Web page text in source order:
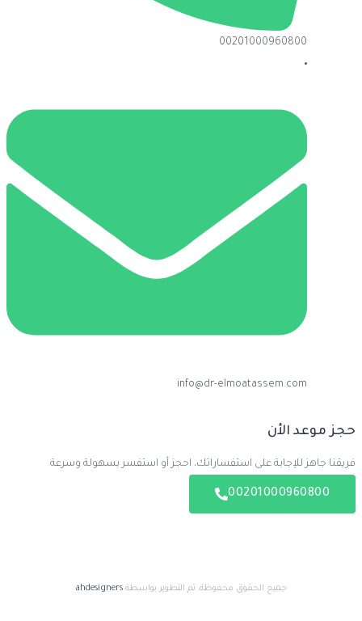
00201000960800
info@dr-elmoatassem.com
حجز موعد الأن
فريقنا جاهز للإجابة على استفساراتك، احجز أو استفسر بسهولة وسرعة
00201000960800
جميع الحقوق محفوظة، تم التطوير بواسطةahdesigners